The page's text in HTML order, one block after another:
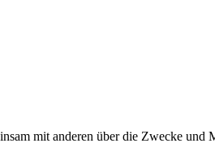
mit anderen über die Zwecke